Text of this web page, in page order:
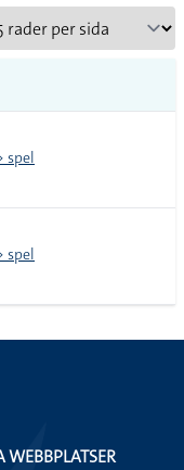
spel
spel
WEBBPLATSER